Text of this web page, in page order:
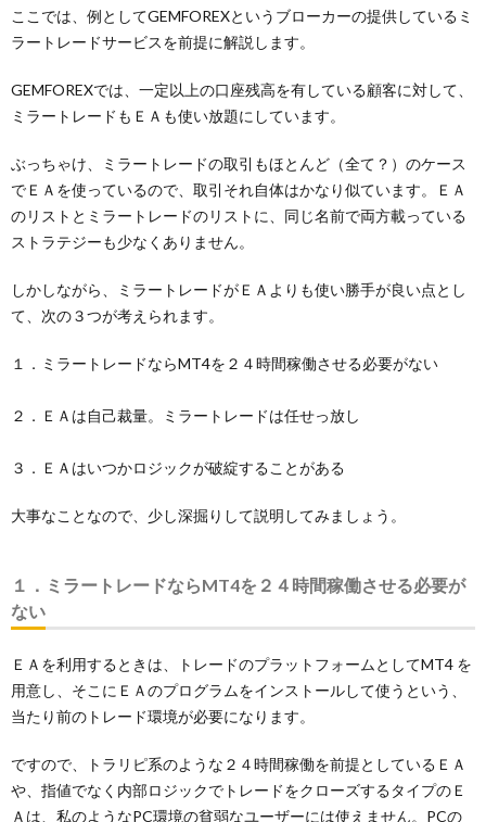
ここでは、例としてGEMFOREXというブローカーの提供しているミ
ラートレードサービスを前提に解説します。
GEMFOREXでは、一定以上の口座残高を有している顧客に対して、
ミラートレードもＥＡも使い放題にしています。
ぶっちゃけ、ミラートレードの取引もほとんど（全て？）のケース
でＥＡを使っているので、取引それ自体はかなり似ています。ＥＡ
のリストとミラートレードのリストに、同じ名前で両方載っている
ストラテジーも少なくありません。
しかしながら、ミラートレードがＥＡよりも使い勝手が良い点とし
て、次の３つが考えられます。
１．ミラートレードならMT4を２４時間稼働させる必要がない
２．ＥＡは自己裁量。ミラートレードは任せっ放し
３．ＥＡはいつかロジックが破綻することがある
大事なことなので、少し深掘りして説明してみましょう。
１．ミラートレードならMT4を２４時間稼働させる必要が
ない
ＥＡを利用するときは、トレードのプラットフォームとしてMT4 を
用意し、そこにＥＡのプログラムをインストールして使うという、
当たり前のトレード環境が必要になります。
ですので、トラリピ系のような２４時間稼働を前提としているＥＡ
や、指値でなく内部ロジックでトレードをクローズするタイプのＥ
Ａは、私のようなPC環境の貧弱なユーザーには使えません。PCの